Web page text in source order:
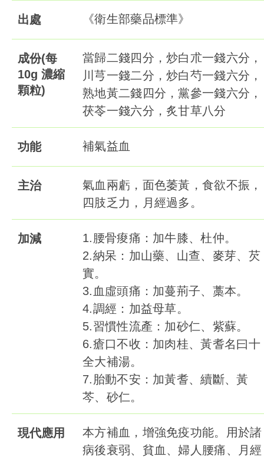
出處 《衛生部藥品標準》
成份(每
10g 濃縮
顆粒)
當歸二錢四分，炒白朮一錢六分，
川芎一錢二分，炒白芍一錢六分，
熟地黃二錢四分，黨參一錢六分，
茯苓一錢六分，炙甘草八分
功能 補氣益血
主治
氣血兩虧，面色萎黃，食欲不振，
四肢乏力，月經過多。
加減
1.腰骨痠痛：加牛膝、杜仲。
2.納呆：加山藥、山查、麥芽、芡
實。
3.血虛頭痛：加蔓荊子、藁本。
4.調經：加益母草。
5.習慣性流產：加砂仁、紫蘇。
6.瘡口不收：加肉桂、黃耆名曰十
全大補湯。
7.胎動不安：加黃耆、續斷、黃
芩、砂仁。
現代應用
本方補血，增強免疫功能。用於諸
病後衰弱、貧血、婦人腰痛、月經